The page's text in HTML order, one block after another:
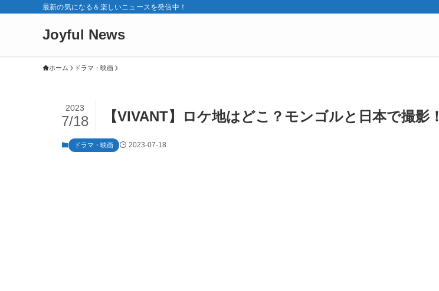
最新の気になる＆楽しいニュースを発信中！
Joyful News
ホーム ドラマ・映画
【VIVANT】ロケ地はどこ？モンゴルと日本で撮影！
2023
7/18
ドラマ・映画 2023-07-18